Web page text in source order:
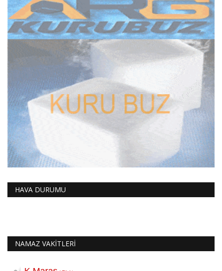
HAVA DURUMU
NAMAZ VAKİTLERİ